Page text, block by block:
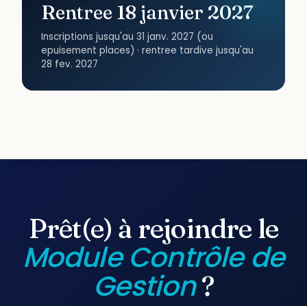
Rentree 18 janvier 2027
Inscriptions jusqu'au 31 janv. 2027 (ou
epuisement places) · rentree tardive jusqu'au
28 fev. 2027
Prêt(e) à rejoindre le
Module Contrôle de
Gestion?